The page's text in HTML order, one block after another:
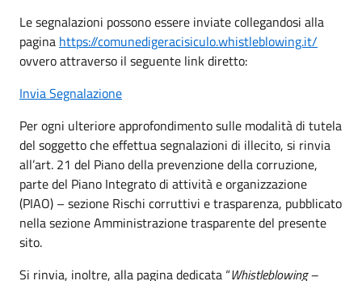
Le segnalazioni possono essere inviate collegandosi alla
pagina https://comunedigeracisiculo.whistleblowing.it/
ovvero attraverso il seguente link diretto:
Invia Segnalazione
Per ogni ulteriore approfondimento sulle modalità di tutela
del soggetto che effettua segnalazioni di illecito, si rinvia
all’art. 21 del Piano della prevenzione della corruzione,
parte del Piano Integrato di attività e organizzazione
(PIAO) – sezione Rischi corruttivi e trasparenza, pubblicato
nella sezione Amministrazione trasparente del presente
sito.
Si rinvia, inoltre, alla pagina dedicata “Whistleblowing –